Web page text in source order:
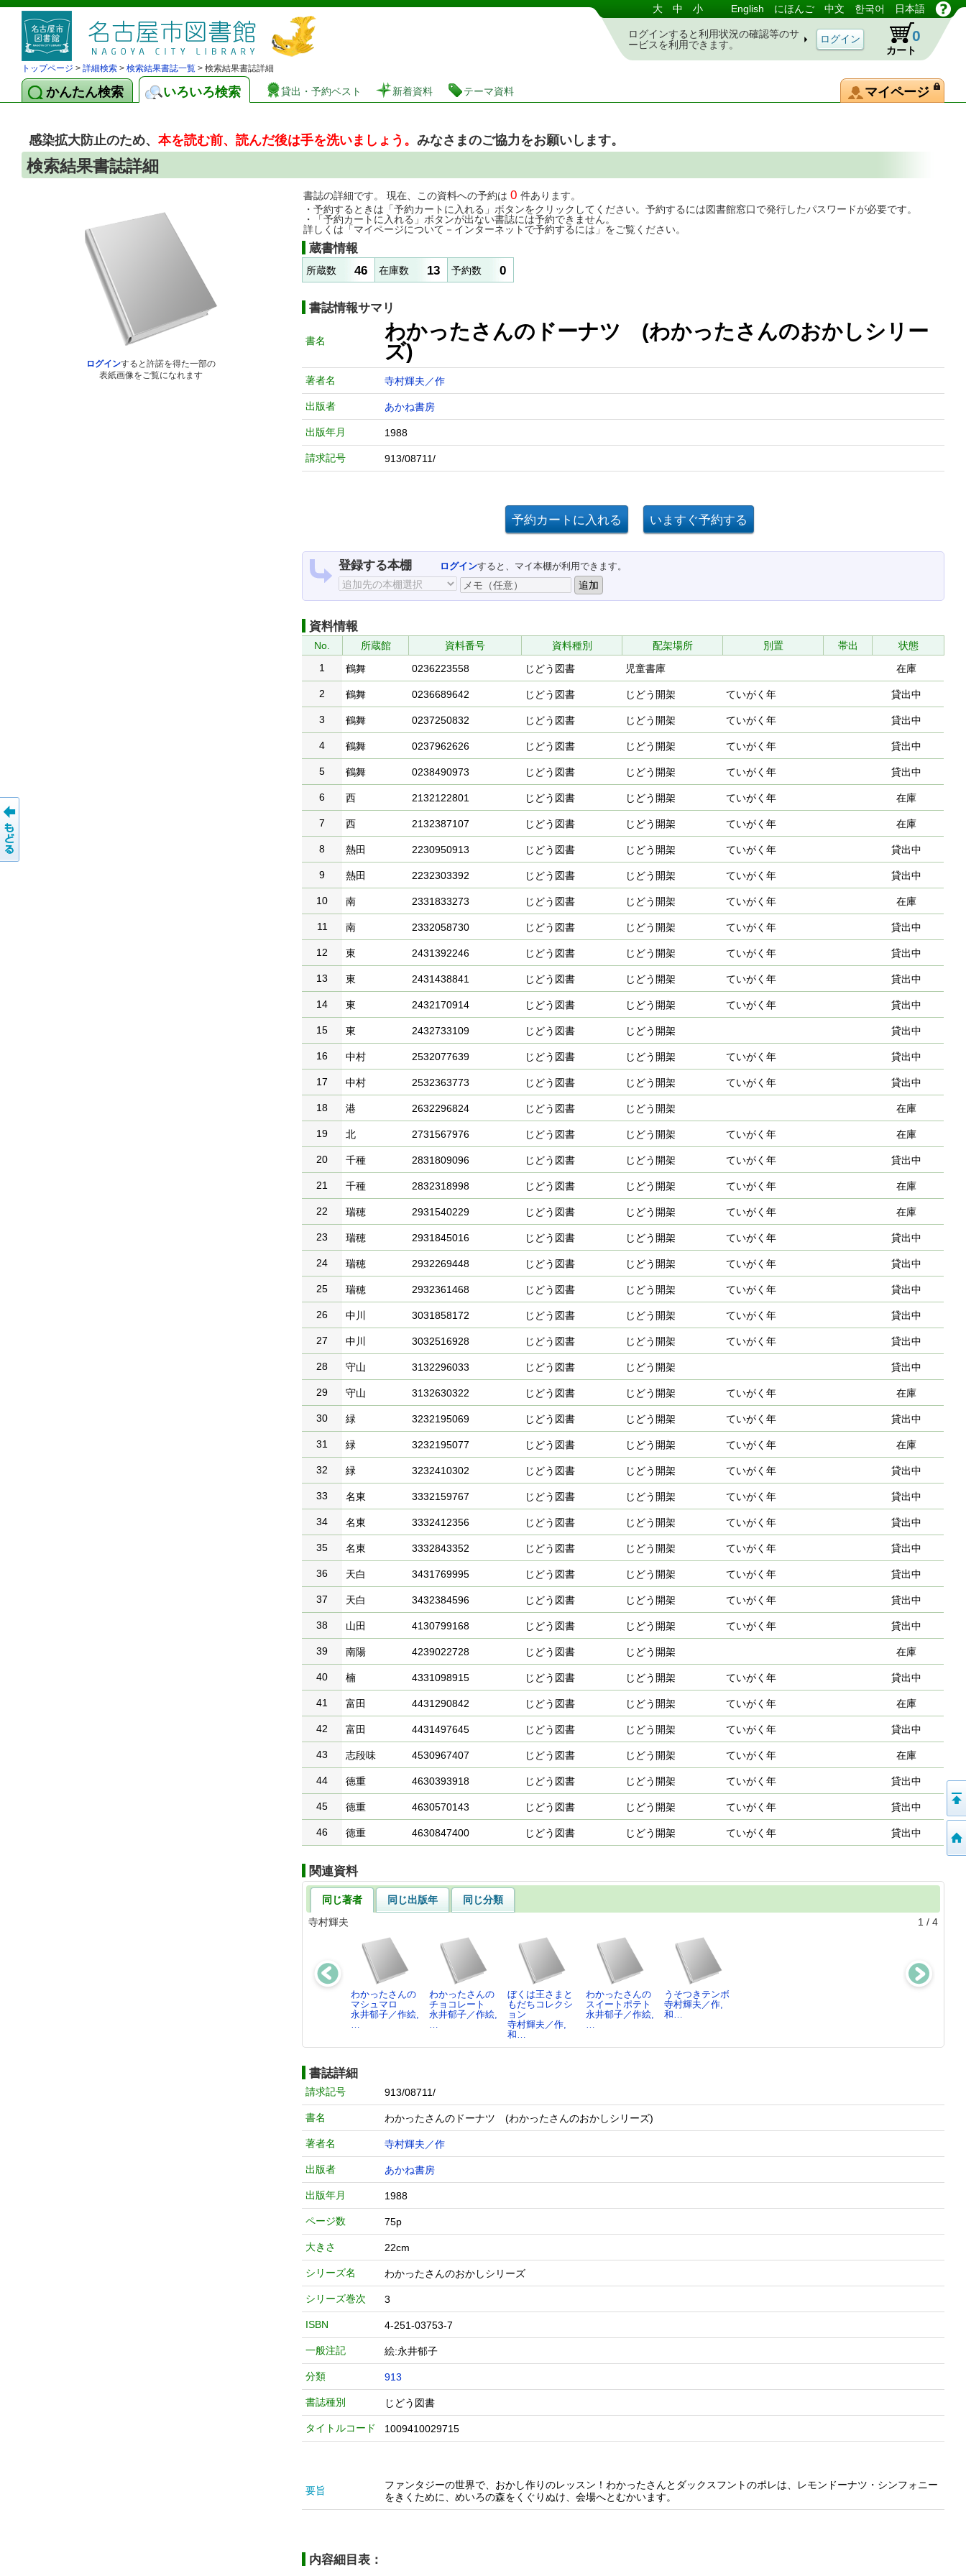
図書館 蔵書検索・予約システム 大 中 小 English にほんご 中文 한국어 日本語
ログインすると利用状況の確認等のサ
ービスを利用できます。
カート
0
トップページ > 詳細検索 > 検索結果書誌一覧 > 検索結果書誌詳細
かんたん検索 いろいろ検索 貸出・予約ベスト 新着資料 テーマ資料 マイページ
感染拡大防止のため、 本を読む前、読んだ後は手を洗いましょう。 みなさまのご協力をお願いします。
検索結果書誌詳細
ログインすると許諾を得た一部の
表紙画像をご覧になれます
書誌の詳細です。 現在、この資料への予約は 0 件あります。
・予約するときは「予約カートに入れる」ボタンをクリックしてください。予約するには図書館窓口で発行したパスワードが必要です。
・「予約カートに入れる」ボタンが出ない書誌には予約できません。
詳しくは「マイページについて－インターネットで予約するには」をご覧ください。
蔵書情報
所蔵数 46 在庫数 13 予約数 0
書誌情報サマリ
書名
わかったさんのドーナツ (わかったさんのおかしシリー
ズ)
著者名 寺村輝夫／作
出版者 あかね書房
出版年月 1988
請求記号 913/08711/
登録する本棚 ログインすると、マイ本棚が利用できます。
資料情報
No. 所蔵館 資料番号 資料種別 配架場所 別置 帯出
状態
1
鶴舞 0236223558 じどう図書 児童書庫 在庫
2 鶴舞 0236689642 じどう図書 じどう開架 ていがく年 貸出中
3 鶴舞 0237250832 じどう図書 じどう開架 ていがく年 貸出中
4 鶴舞 0237962626 じどう図書 じどう開架 ていがく年 貸出中
5 鶴舞 0238490973 じどう図書 じどう開架 ていがく年 貸出中
6 西 2132122801 じどう図書 じどう開架 ていがく年 在庫
7 西 2132387107 じどう図書 じどう開架 ていがく年 在庫
8 熱田 2230950913 じどう図書 じどう開架 ていがく年 貸出中
9 熱田 2232303392 じどう図書 じどう開架 ていがく年 貸出中
10 南 2331833273 じどう図書 じどう開架 ていがく年 在庫
11 南 2332058730 じどう図書 じどう開架 ていがく年 貸出中
12 東 2431392246 じどう図書 じどう開架 ていがく年 貸出中
13 東 2431438841 じどう図書 じどう開架 ていがく年 貸出中
14 東 2432170914 じどう図書 じどう開架 ていがく年 貸出中
15 東 2432733109 じどう図書 じどう開架 貸出中
16 中村 2532077639 じどう図書 じどう開架 ていがく年 貸出中
17 中村 2532363773 じどう図書 じどう開架 ていがく年 貸出中
18 港 2632296824 じどう図書 じどう開架 在庫
19 北 2731567976 じどう図書 じどう開架 ていがく年 在庫
20 千種 2831809096 じどう図書 じどう開架 ていがく年 貸出中
21 千種 2832318998 じどう図書 じどう開架 ていがく年 在庫
22 瑞穂 2931540229 じどう図書 じどう開架 ていがく年 在庫
23 瑞穂 2931845016 じどう図書 じどう開架 ていがく年 貸出中
24 瑞穂 2932269448 じどう図書 じどう開架 ていがく年 貸出中
25 瑞穂 2932361468 じどう図書 じどう開架 ていがく年 貸出中
26 中川 3031858172 じどう図書 じどう開架 ていがく年 貸出中
27 中川 3032516928 じどう図書 じどう開架 ていがく年 貸出中
28 守山 3132296033 じどう図書 じどう開架 貸出中
29 守山 3132630322 じどう図書 じどう開架 ていがく年 在庫
30 緑 3232195069 じどう図書 じどう開架 ていがく年 貸出中
31 緑 3232195077 じどう図書 じどう開架 ていがく年 在庫
32 緑 3232410302 じどう図書 じどう開架 ていがく年 貸出中
33 名東 3332159767 じどう図書 じどう開架 ていがく年 貸出中
34 名東 3332412356 じどう図書 じどう開架 ていがく年 貸出中
35 名東 3332843352 じどう図書 じどう開架 ていがく年 貸出中
36 天白 3431769995 じどう図書 じどう開架 ていがく年 貸出中
37 天白 3432384596 じどう図書 じどう開架 ていがく年 貸出中
38 山田 4130799168 じどう図書 じどう開架 ていがく年 貸出中
39 南陽 4239022728 じどう図書 じどう開架 在庫
40 楠 4331098915 じどう図書 じどう開架 ていがく年 貸出中
41 富田 4431290842 じどう図書 じどう開架 ていがく年 在庫
42 富田 4431497645 じどう図書 じどう開架 ていがく年 貸出中
43 志段味 4530967407 じどう図書 じどう開架 ていがく年 在庫
44 徳重 4630393918 じどう図書 じどう開架 ていがく年 貸出中
45 徳重 4630570143 じどう図書 じどう開架 ていがく年 貸出中
46 徳重 4630847400 じどう図書 じどう開架 ていがく年 貸出中
関連資料
同じ著者 同じ出版年
同じ分類
寺村輝夫
1 / 4
わかったさんの
マシュマロ
永井郁子／作絵,
…
わかったさんの
チョコレート
永井郁子／作絵,
…
ぼくは王さまと
もだちコレクシ
ョン
寺村輝夫／作,
和…
わかったさんの
スイートポテト
永井郁子／作絵,
…
うそつきテンボ
寺村輝夫／作,
和…
書誌詳細
請求記号 913/08711/
書名 わかったさんのドーナツ (わかったさんのおかしシリーズ)
著者名 寺村輝夫／作
出版者 あかね書房
出版年月 1988
ページ数 75p
大きさ 22cm
シリーズ名 わかったさんのおかしシリーズ
シリーズ巻次 3
ISBN 4-251-03753-7
一般注記 絵:永井郁子
分類 913
書誌種別 じどう図書
タイトルコード 1009410029715
要旨
ファンタジーの世界で、おかし作りのレッスン！わかったさんとダックスフントのポレは、レモンドーナツ・シンフォニー
をきくために、めいろの森をくぐりぬけ、会場へとむかいます。
内容細目表：